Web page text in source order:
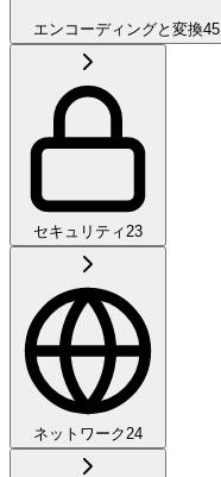
エンコーディングと変換45
セキュリティ23
ネットワーク24